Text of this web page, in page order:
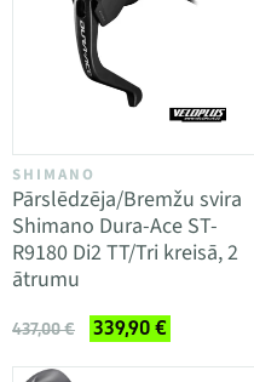
SHIMANO
Pārslēdzēja/Bremžu svira
Shimano Dura-Ace ST-
R9180 Di2 TT/Tri kreisā, 2
ātrumu
437,00 € 339,90 €